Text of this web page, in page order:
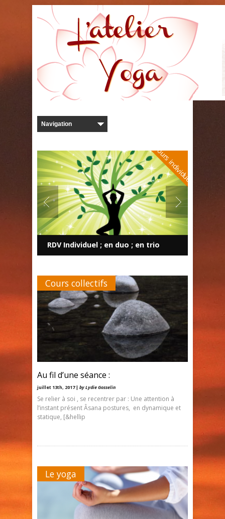
Cours individuels
RDV Individuel ; en duo ; en trio
Cours collectifs
Au fil d’une séance :
juillet 13th, 2017 | by Lydie Gosselin
Se relier à soi , se recentrer par : Une attention à
l’instant présent Âsana postures, en dynamique et
statique, [&hellip
Le yoga